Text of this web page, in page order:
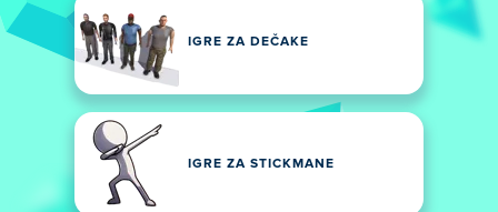
IGRE ZA DEČAKE
IGRE ZA STICKMANE